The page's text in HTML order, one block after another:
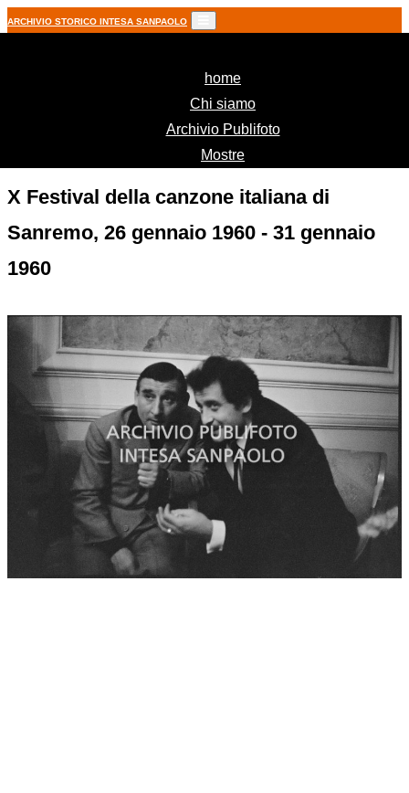
ARCHIVIO STORICO INTESA SANPAOLO
home(current)
Chi siamo
Archivio Publifoto
Mostre
X Festival della canzone italiana di
Sanremo, 26 gennaio 1960 - 31 gennaio
1960